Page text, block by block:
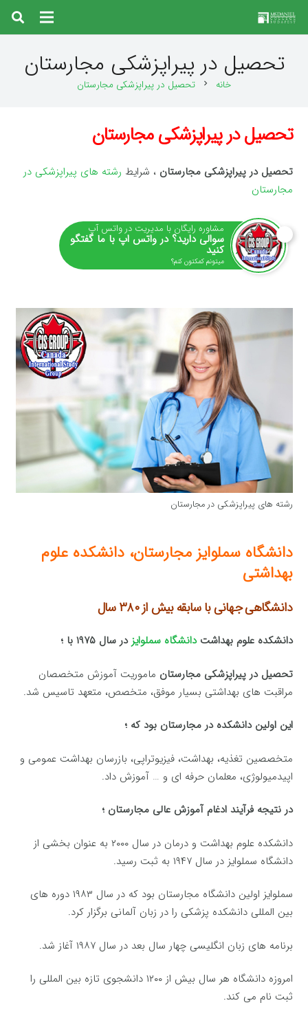
تحصیل در پیراپزشکی مجارستان
خانه chevron_right تحصیل در پیراپزشکی مجارستان
تحصیل در پیراپزشکی مجارستان
تحصیل در پیراپزشکی مجارستان ، شرایط رشته های پیراپزشکی در
مجارستان
مشاوره رایگان با مدیریت در واتس آپ
سوالی دارید؟ در واتس اپ با ما گفتگو
کنید
میتونم کمکتون کنم؟
رشته های پیراپزشکی در مجارستان
دانشگاه سملوایز مجارستان، دانشکده علوم
بهداشتی
دانشگاهی جهانی با سابقه بیش از ۳۸۰ سال
دانشکده علوم بهداشتدانشگاه سملوایزدر سال ۱۹۷۵ با ؛
تحصیل در پیراپزشکی مجارستان ماموریت آموزش متخصصان
مراقبت های بهداشتی بسیار موفق، متخصص، متعهد تاسیس شد.
این اولین دانشکده در مجارستان بود که ؛
متخصصین تغذیه، بهداشت، فیزیوتراپی، بازرسان بهداشت عمومی و
اپیدمیولوژی، معلمان حرفه ای و … آموزش داد.
در نتیجه فرآیند ادغام آموزش عالی مجارستان ؛
دانشکده علوم بهداشت و درمان در سال ۲۰۰۰ به عنوان بخشی از
دانشگاه سملوایز در سال ۱۹۴۷ به ثبت رسید.
سملوایز اولین دانشگاه مجارستان بود که در سال ۱۹۸۳ دوره های
بین المللی دانشکده پزشکی را در زبان آلمانی برگزار کرد.
برنامه های زبان انگلیسی چهار سال بعد در سال ۱۹۸۷ آغاز شد.
امروزه دانشگاه هر سال بیش از ۱۲۰۰ دانشجوی تازه بین المللی را
ثبت نام می کند.